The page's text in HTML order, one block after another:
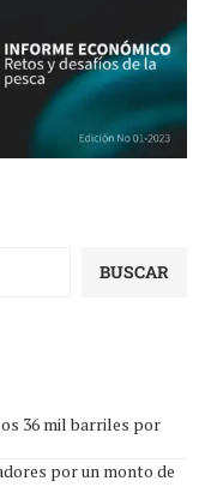
BUSCAR
36 mil barriles por
por un monto de